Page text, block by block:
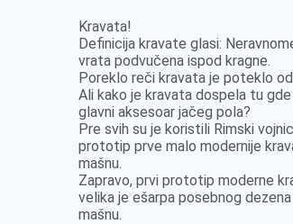
Kravata!
Definicija kravate glasi:
vrata podvučena ispod kragne.
Poreklo reči kravata je poteklo
Ali kako je kravata dospela tu
glavni aksesoar jačeg pola?
Pre svih su je koristili Rimski
prototip prve malo modernije
mašnu.
Zapravo, prvi prototip moderne
velika je ešarpa posebnog
mašnu.